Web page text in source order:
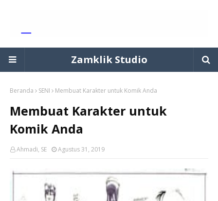
Zamklik Studio
Beranda SENI Membuat Karakter untuk Komik Anda
Membuat Karakter untuk
Komik Anda
Ahmadi, SE Agustus 31, 2019